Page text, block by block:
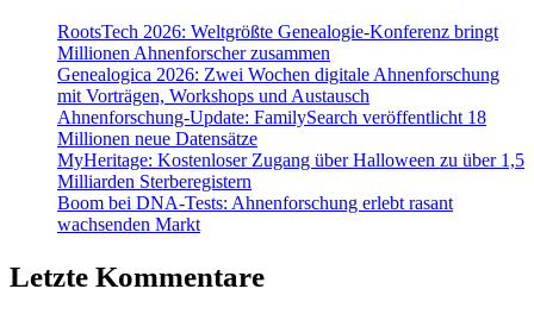
RootsTech 2026: Weltgrößte Genealogie-Konferenz bringt
Millionen Ahnenforscher zusammen
Genealogica 2026: Zwei Wochen digitale Ahnenforschung
mit Vorträgen, Workshops und Austausch
Ahnenforschung-Update: FamilySearch veröffentlicht 18
Millionen neue Datensätze
MyHeritage: Kostenloser Zugang über Halloween zu über 1,5
Milliarden Sterberegistern
Boom bei DNA-Tests: Ahnenforschung erlebt rasant
wachsenden Markt
Letzte Kommentare